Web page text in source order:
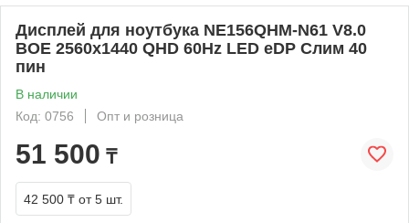
Дисплей для ноутбука NE156QHM-N61 V8.0
BOE 2560x1440 QHD 60Hz LED eDP Слим 40
пин
В наличии
Код: 0756
Опт и розница
51 500 ₸
42 500 ₸ от 5 шт.